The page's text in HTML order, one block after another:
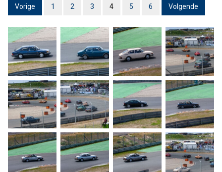
Vorige 1 2 3 4 5 6 Volgende